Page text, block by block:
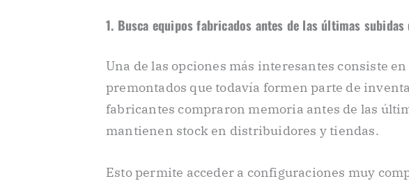
1. Busca equipos fabricados antes de las últimas subidas
Una de las opciones más interesantes consiste
premontados que todavía formen parte de
fabricantes compraron memoria antes de las
mantienen stock en distribuidores y tiendas.
Esto permite acceder a configuraciones muy